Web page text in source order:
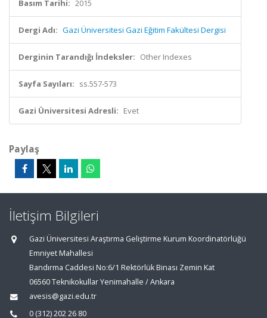
Basım Tarihi: 2015
Dergi Adı: Gazi Üniversitesi Gazi Eğitim Fakültesi Dergisi
Derginin Tarandığı İndeksler: Other Indexes
Sayfa Sayıları: ss.557-573
Gazi Üniversitesi Adresli: Evet
Paylaş
İletişim Bilgileri
Gazi Üniversitesi Araştırma Geliştirme Kurum Koordinatörlüğü
Emniyet Mahallesi
Bandırma Caddesi No:6/1 Rektörlük Binası Zemin Kat
06560 Teknikokullar Yenimahalle / Ankara
avesis@gazi.edu.tr
0 (312) 202 26 80